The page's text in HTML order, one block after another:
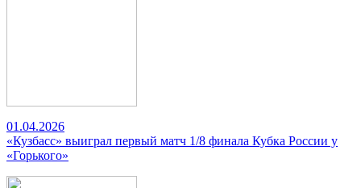
01.04.2026
«Кузбасс» выиграл первый матч 1/8 финала Кубка России у
«Горького»